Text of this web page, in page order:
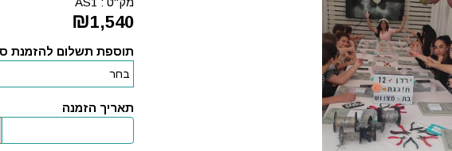
₪1,540
תוספת תשלום להזמנת
תאריך הזמנה